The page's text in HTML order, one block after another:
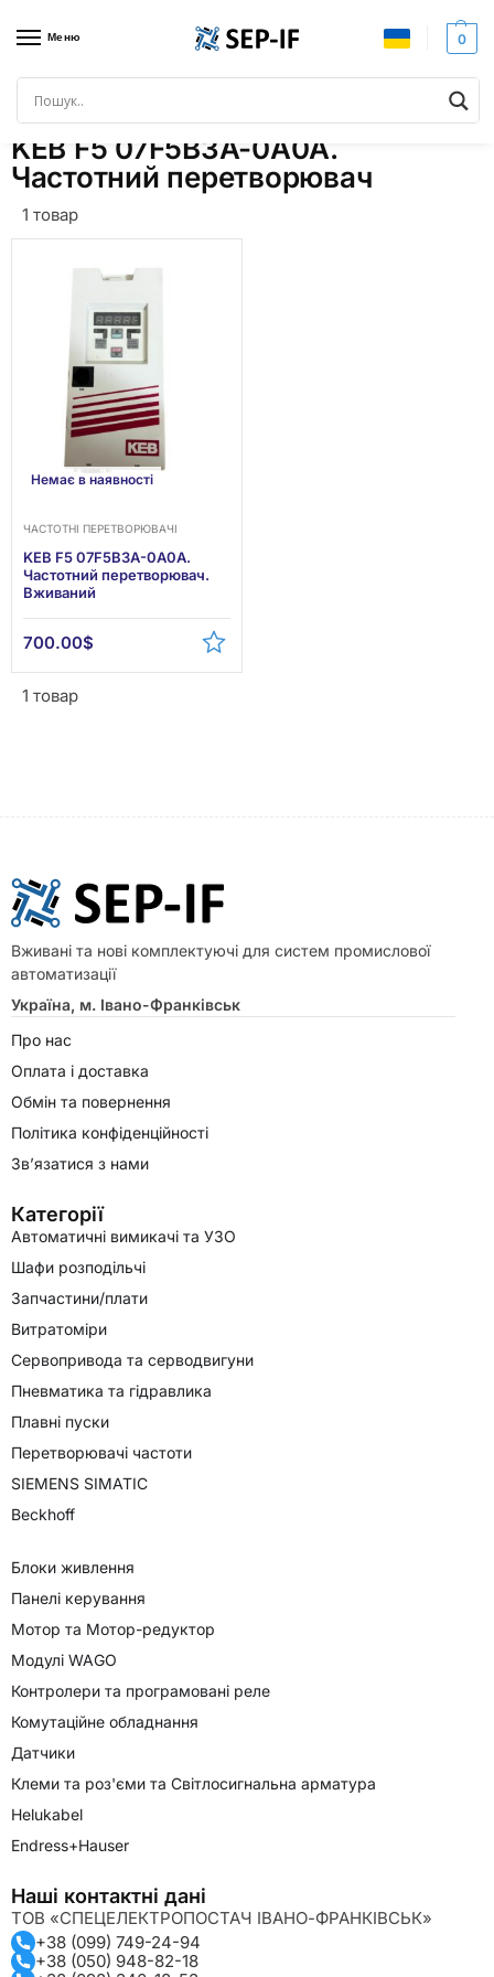
Меню 0
Головна Товари з позначками “KEB F5 07F5B3A-0A0A. Частотний перетворювач”
KEB F5 07F5B3A-0A0A.
Частотний перетворювач
1 товар
Немає в наявності
ЧАСТОТНІ ПЕРЕТВОРЮВАЧІ
KEB F5 07F5B3A-0A0A.
Частотний перетворювач.
Вживаний
700.00$
1 товар
Вживані та нові комплектуючі для систем промислової
автоматизації
Україна, м. Івано-Франківськ
Про нас
Оплата і доставка
Обмін та повернення
Політика конфіденційності
Зв’язатися з нами
Категорії
Автоматичні вимикачі та УЗО
Шафи розподільчі
Запчастини/плати
Витратоміри
Сервопривода та серводвигуни
Пневматика та гідравлика
Плавні пуски
Перетворювачі частоти
SIEMENS SIMATIC
Beckhoff
Блоки живлення
Панелі керування
Мотор та Мотор-редуктор
Модулі WAGO
Контролери та програмовані реле
Комутаційне обладнання
Датчики
Клеми та роз'єми та Світлосигнальна арматура
Helukabel
Endress+Hauser
Наші контактні дані
ТОВ «СПЕЦЕЛЕКТРОПОСТАЧ ІВАНО-ФРАНКІВСЬК»
+38 (099) 749-24-94
+38 (050) 948-82-18